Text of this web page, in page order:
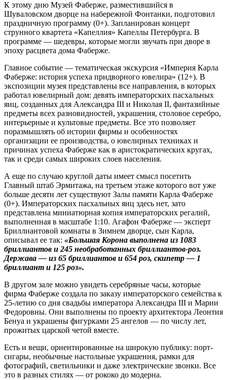
К этому дню Музей Фаберже, разместившийся в
Шуваловском дворце на набережной Фонтанки, подготовил
праздничную программу (0+). Запланирован концерт
струнного квартета «Капеллия» Капеллы Петербурга. В
программе — шедевры, которые могли звучать при дворе в
эпоху расцвета дома Фаберже.
Главное событие — тематическая экскурсия «Империя Карла
Фаберже: история успеха придворного ювелира» (12+). В
экспозиции музея представлены все направления, в которых
работал ювелирный дом: девять императорских пасхальных
яиц, созданных для Александ­ра III и Николая II, фантазийные
предметы всех разновидностей, украшения, столовое серебро,
интерьерные и культовые предметы. Все это позволяет
поразмышлять об истории фирмы и особенностях
организации ее производства, о ювелирных техниках и
причинах успеха Фаберже как в аристократических кругах,
так и среди самых широких слоев населения.
А еще по случаю круглой даты имеет смысл посетить
Главный штаб Эрмитажа, на третьем этаже которого вот уже
больше десяти лет существуют Залы памяти Карла Фаберже
(0+). Императорских пасхальных яиц здесь нет, зато
представлена миниатюрная копия императорских регалий,
выполненная в масштабе 1:10. Агафон Фаберже — эксперт
Бриллиантовой комнаты в Зимнем дворце, сын Карла,
описывал ее так: «Большая Корона выполнена из 1083
бриллиантов и 245 необработанных бриллиантов-роз.
Держава — из 65 бриллиантов и 654 роз, скипетр — 1
бриллиант и 125 роз».
В другом зале можно увидеть серебряные часы, которые
фирма Фаберже создала по заказу императорского семейства к
25‑летию со дня свадьбы императора Александра III и Марии
Федоровны. Они выполнены по проекту архитектора Леонтия
Бенуа и украшены фигурками 25 ангелов — по числу лет,
прожитых царской четой вместе.
Есть и вещи, ориентированные на широкую публику: порт­
сигары, необычные настольные украшения, рамки для
фотографий, светильники и даже электрические звонки. Все
это в разных стилях — от рококо до модерна.